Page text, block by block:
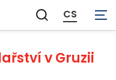
Zobrazit
vyhledávání
CS
Zemědělství
v Gruzii